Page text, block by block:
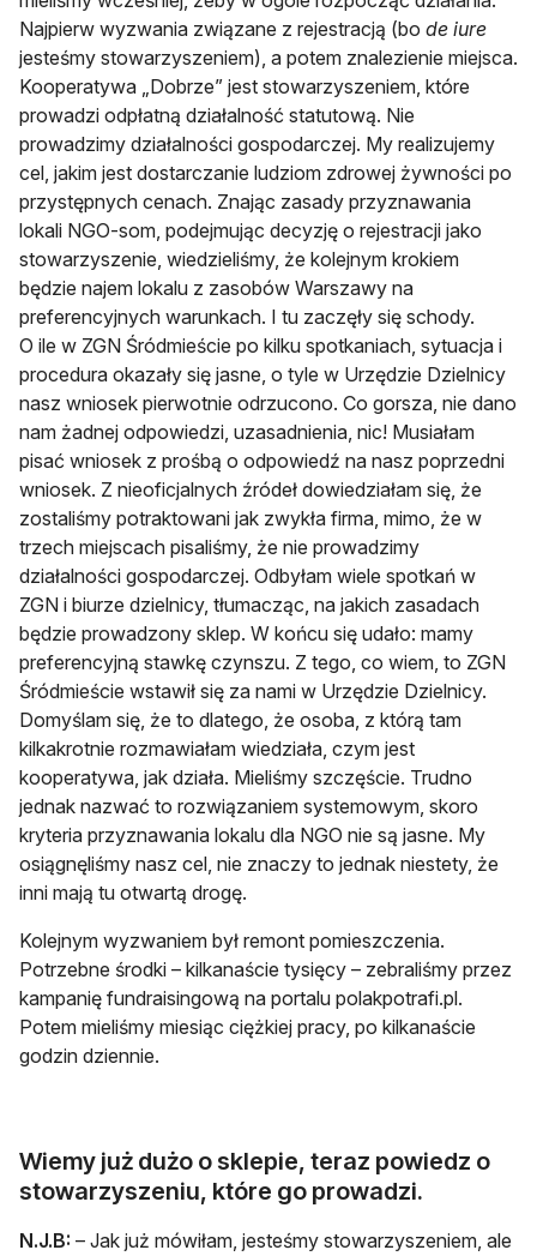
Najpierw wyzwania związane z rejestracją (bo de iure
jesteśmy stowarzyszeniem), a potem znalezienie miejsca.
Kooperatywa „Dobrze” jest stowarzyszeniem, które
prowadzi odpłatną działalność statutową. Nie
prowadzimy działalności gospodarczej. My realizujemy
cel, jakim jest dostarczanie ludziom zdrowej żywności po
przystępnych cenach. Znając zasady przyznawania
lokali NGO-som, podejmując decyzję o rejestracji jako
stowarzyszenie, wiedzieliśmy, że kolejnym krokiem
będzie najem lokalu z zasobów Warszawy na
preferencyjnych warunkach. I tu zaczęły się schody.
O ile w ZGN Śródmieście po kilku spotkaniach, sytuacja i
procedura okazały się jasne, o tyle w Urzędzie Dzielnicy
nasz wniosek pierwotnie odrzucono. Co gorsza, nie dano
nam żadnej odpowiedzi, uzasadnienia, nic! Musiałam
pisać wniosek z prośbą o odpowiedź na nasz poprzedni
wniosek. Z nieoficjalnych źródeł dowiedziałam się, że
zostaliśmy potraktowani jak zwykła firma, mimo, że w
trzech miejscach pisaliśmy, że nie prowadzimy
działalności gospodarczej. Odbyłam wiele spotkań w
ZGN i biurze dzielnicy, tłumacząc, na jakich zasadach
będzie prowadzony sklep. W końcu się udało: mamy
preferencyjną stawkę czynszu. Z tego, co wiem, to ZGN
Śródmieście wstawił się za nami w Urzędzie Dzielnicy.
Domyślam się, że to dlatego, że osoba, z którą tam
kilkakrotnie rozmawiałam wiedziała, czym jest
kooperatywa, jak działa. Mieliśmy szczęście. Trudno
jednak nazwać to rozwiązaniem systemowym, skoro
kryteria przyznawania lokalu dla NGO nie są jasne. My
osiągnęliśmy nasz cel, nie znaczy to jednak niestety, że
inni mają tu otwartą drogę.
Kolejnym wyzwaniem był remont pomieszczenia.
Potrzebne środki – kilkanaście tysięcy – zebraliśmy przez
kampanię fundraisingową na portalu polakpotrafi.pl.
Potem mieliśmy miesiąc ciężkiej pracy, po kilkanaście
godzin dziennie.
Wiemy już dużo o sklepie, teraz powiedz o
stowarzyszeniu, które go prowadzi.
N.J.B: – Jak już mówiłam, jesteśmy stowarzyszeniem, ale